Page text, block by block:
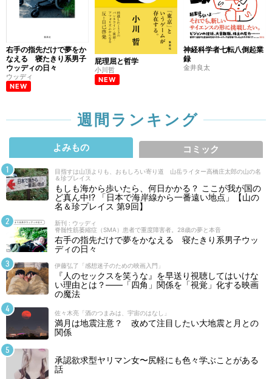
右手の指先だけで夢をか
なえる 寝たきり系男子
ウッディの日々
ウッディ
NEW
屁理屈と哲学
小川哲
NEW
神経科学者七転八倒起業
録
金井良太
週間ランキング
よみもの コミック
目指すは山頂よりも、おもしろい寄り道 山岳ライター高橋庄太郎の山の名
＆珍プレイス
もしも海から歩いたら、何日かかる？ ここが我が国の
ど真ん中!? 「日本で海岸線から一番遠い地点」【山の
名＆珍プレイス 第9回】
新刊 : ウッディ
脊髄性筋萎縮症（SMA）患者で重度障害者。28歳の夢と本音
右手の指先だけで夢をかなえる 寝たきり系男子ウッ
ディの日々
伊藤弘了「感想迷子のための映画入門」
『人のセックスを笑うな』を早送り視聴してはいけな
い理由とは？――「四角」関係を「視覚」化する映画
の魔法
佐々木亮「酒のつまみは、宇宙のはなし」
満月は地震注意？ 改めて注目したい大地震と月との
関係
承認欲求型ヤリマン女〜尻軽にも色々学ぶことがある
話